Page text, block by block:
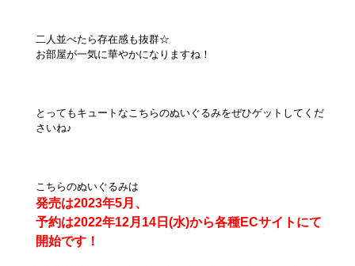
二人並べたら存在感も抜群☆
お部屋が一気に華やかになりますね！
とってもキュートなこちらのぬいぐるみをぜひゲットしてくだ
さいね♪
こちらのぬいぐるみは
発売は2023年5月、
予約は2022年12月14日(水)から各種ECサイトにて
開始です！